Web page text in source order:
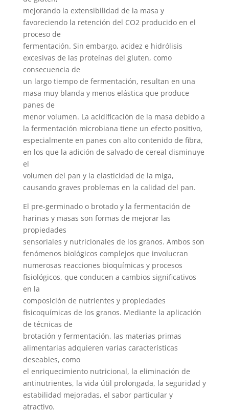
mejorando la extensibilidad de la masa y
favoreciendo la retención del CO2 producido en el
proceso de
fermentación. Sin embargo, acidez e hidrólisis
excesivas de las proteínas del gluten, como
consecuencia de
un largo tiempo de fermentación, resultan en una
masa muy blanda y menos elástica que produce
panes de
menor volumen. La acidificación de la masa debido a
la fermentación microbiana tiene un efecto positivo,
especialmente en panes con alto contenido de fibra,
en los que la adición de salvado de cereal disminuye
el
volumen del pan y la elasticidad de la miga,
causando graves problemas en la calidad del pan.
El pre-germinado o brotado y la fermentación de
harinas y masas son formas de mejorar las
propiedades
sensoriales y nutricionales de los granos. Ambos son
fenómenos biológicos complejos que involucran
numerosas reacciones bioquímicas y procesos
fisiológicos, que conducen a cambios significativos
en la
composición de nutrientes y propiedades
fisicoquímicas de los granos. Mediante la aplicación
de técnicas de
brotación y fermentación, las materias primas
alimentarias adquieren varias características
deseables, como
el enriquecimiento nutricional, la eliminación de
antinutrientes, la vida útil prolongada, la seguridad y
estabilidad mejoradas, el sabor particular y
atractivo.